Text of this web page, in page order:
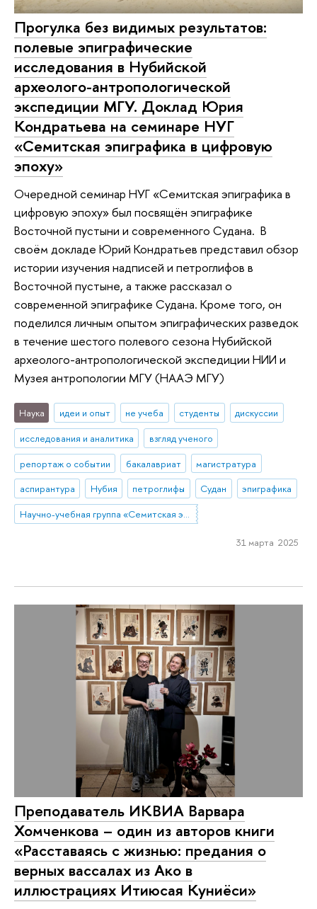
Прогулка без видимых результатов:
полевые эпиграфические
исследования в Нубийской
археолого-антропологической
экспедиции МГУ. Доклад Юрия
Кондратьева на семинаре НУГ
«Семитская эпиграфика в цифровую
эпоху»
Очередной семинар НУГ «Семитская эпиграфика в
цифровую эпоху» был посвящён эпиграфике
Восточной пустыни и современного Судана. В
своём докладе Юрий Кондратьев представил обзор
истории изучения надписей и петроглифов в
Восточной пустыне, а также рассказал о
современной эпиграфике Судана. Кроме того, он
поделился личным опытом эпиграфических разведок
в течение шестого полевого сезона Нубийской
археолого-антропологической экспедиции НИИ и
Музея антропологии МГУ (НААЭ МГУ)
Наука идеи и опыт не учеба студенты
дискуссии
исследования и аналитика
взгляд ученого
репортаж о событии
бакалавриат
магистратура
аспирантура
Нубия петроглифы Судан
эпиграфика
Научно-учебная группа «Семитская эпиграфика в цифровую эпоху»
31 марта 2025
Преподаватель ИКВИА Варвара
Хомченкова – один из авторов книги
«Расставаясь с жизнью: предания о
верных вассалах из Ако в
иллюстрациях Итиюсая Куниёси»